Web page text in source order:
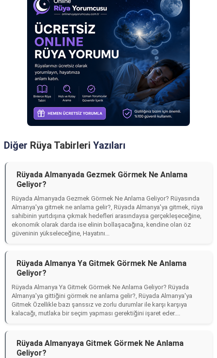
Diğer Rüya Tabirleri Yazıları
Rüyada Almanyada Gezmek Görmek Ne Anlama
Geliyor?
Rüyada Almanyada Gezmek Görmek Ne Anlama Geliyor? Rüyasında
Almanya'ya gitmek ne anlama gelir?, Rüyada Almanya'ya gitmek, rüya
sahibinin yurtdışına çıkmak hedefleri arasındaysa gerçekleşeceğine,
ekonomik olarak darda ise elinin bollaşacağına, kendine olan öz
güveninin yükseleceğine, Hayatını...
Rüyada Almanya Ya Gitmek Görmek Ne Anlama
Geliyor?
Rüyada Almanya Ya Gitmek Görmek Ne Anlama Geliyor? Rüyada
Almanya'ya gittiğini görmek ne anlama gelir?, Rüyada Almanya'ya
Gitmek Özellikle bazı şanssız ve zorlu durumlar ile karşı karşıya
kalacağı, mutlaka bir seçim yapması gerektiğini işaret eder....
Rüyada Almanyaya Gitmek Görmek Ne Anlama
Geliyor?